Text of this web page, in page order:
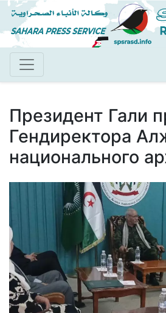
к
Президент Гали
Гендиректора
национального